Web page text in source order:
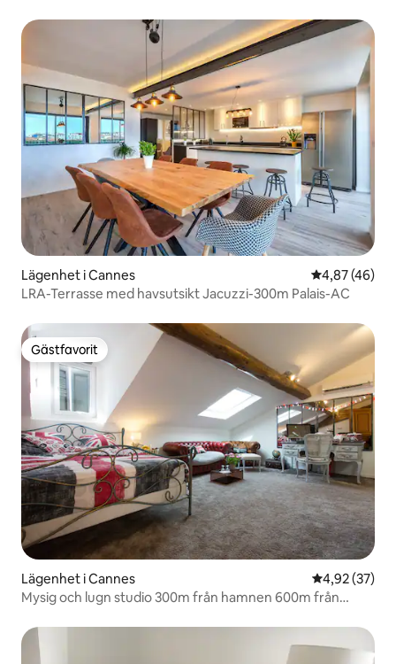
Lägenhet i Cannes 4,87 av 5 i
4,87 (46)
LRA-Terrasse med havsutsikt Jacuzzi-300m Palais-AC
Gästfavorit
Gästfavorit
Lägenhet i Cannes 4,92 av 5 i
4,92 (37)
Mysig och lugn studio 300m från hamnen 600m från